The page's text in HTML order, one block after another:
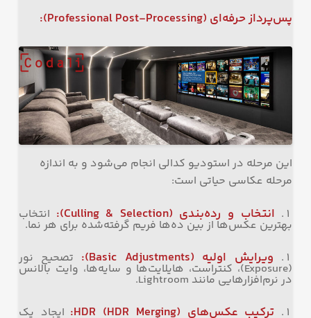
پس‌پرداز حرفه‌ای (Professional Post-Processing):
این مرحله در استودیو کدالی انجام می‌شود و به اندازه
مرحله عکاسی حیاتی است:
انتخاب و رده‌بندی (Culling & Selection): انتخاب
بهترین عکس‌ها از بین ده‌ها فریم گرفته‌شده برای هر نما.
ویرایش اولیه (Basic Adjustments): تصحیح نور
(Exposure)، کنتراست، هایلایت‌ها و سایه‌ها، وایت بالانس
در نرم‌افزارهایی مانند Lightroom.
ترکیب عکس‌های ایجاد یک